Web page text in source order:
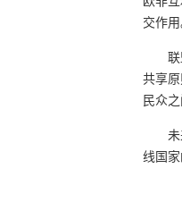
交作用
共享
民众
线国家